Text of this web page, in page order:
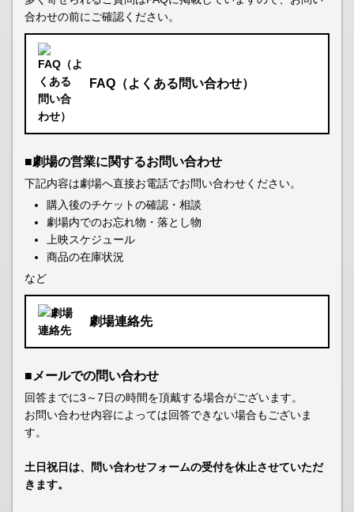
合わせの前にご確認ください。
FAQ（よくある問い合わせ）
■劇場の営業に関するお問い合わせ
下記内容は劇場へ直接お電話でお問い合わせください。
購入後のチケットの確認・相談
劇場内でのお忘れ物・落とし物
上映スケジュール
商品の在庫状況
など
劇場連絡先
■メールでの問い合わせ
回答までに3～7日の時間を頂戴する場合がございます。
お問い合わせ内容によっては回答できない場合もございま
す。
土日祝日は、問い合わせフォームの受付を休止させていただ
きます。